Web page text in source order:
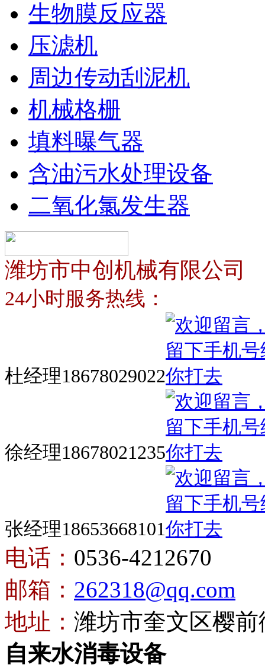
生物膜反应器
压滤机
周边传动刮泥机
机械格栅
填料曝气器
含油污水处理设备
二氧化氯发生器
潍坊市中创机械有限公司
24小时服务热线：
杜经理18678029022
徐经理18678021235
张经理18653668101
电话： 0536-4212670
邮箱： 262318@qq.com
地址： 潍坊市奎文区樱前
自来水消毒设备